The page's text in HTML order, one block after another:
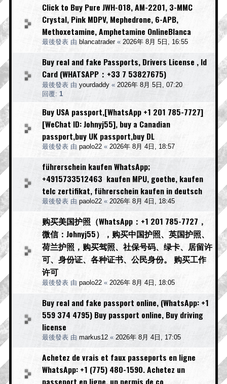
Click to Buy Pure JWH-018, AM-2201, 3-MMC
Crystal, Pink MDPV, Mephedrone, 6-APB,
Methoxetamine, Amphetamine OnlineBlanca
最後發表 由 blancatrader« 2026年 8月 5日, 16:55
Buy real and fake Passports, Drivers License , Id
Card (WHATSAPP：+33 7 53827675)
最後發表 由 yourdaddy « 2026年 8月 5日, 07:20
回覆: 1
Buy USA passport,[WhatsApp +1 201 785-7727]
[WeChat ID: Johnyj55], buy a Canadian
passport,buy UK passport,buy DL
最後發表 由 paolo22 « 2026年 8月 4日, 18:57
führerschein kaufen WhatsApp;
+4915733512463 kaufen MPU, goethe, kaufen
telc zertifikat, führerschein kaufen in deutsch
最後發表 由 paolo22 « 2026年 8月 4日, 18:45
购买美国护照（WhatsApp：+1 201 785-7727，
微信：Johnyj55），购买中国护照、英国护照、
荷兰护照，购买驾照、社保号码、绿卡、居留许
可、身份证、各种证书、公民身份。 购买工作
许可
最後發表 由 paolo22 « 2026年 8月 4日, 18:05
Buy real and fake passport online, (WhatsApp: +1
559 374 4795) Buy passport online, Buy driving
license
最後發表 由 markus12 « 2026年 8月 4日, 17:05
Achetez de vrais et faux passeports en ligne
WhatsApp: +1 (775) 480-1590. Achetez un
passeport en ligne, un permis de co